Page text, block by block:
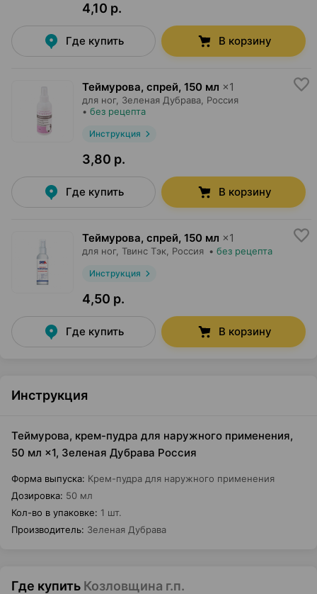
4,10 р.
Где купить В корзину
Теймурова, спрей, 150 мл ×1
для ног, Зеленая Дубрава , Россия
• без рецепта
Инструкция
3,80 р.
Где купить В корзину
Теймурова, спрей, 150 мл ×1
для ног, Твинс Тэк , Россия • без рецепта
Инструкция
4,50 р.
Где купить В корзину
Инструкция
Теймурова, крем-пудра для наружного применения,
50 мл ×1, Зеленая Дубрава Россия
Форма выпуска: Крем-пудра для наружного применения
Дозировка: 50 мл
Кол-во в упаковке: 1 шт.
Производитель: Зеленая Дубрава
Где купить Козловщина г.п.